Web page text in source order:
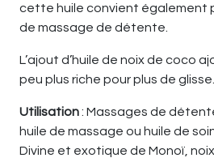
cette huile convient également
de massage de détente.
L’ajout d’huile de noix de coco
peu plus riche pour plus de glisse.
Utilisation: Massages de
huile de massage ou huile de
Divine et exotique de Monoï,